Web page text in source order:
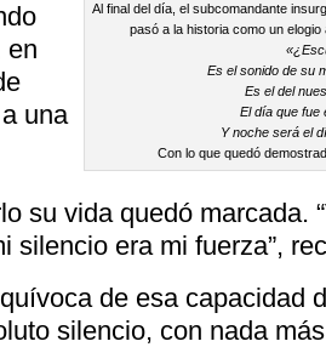
Al final del día, el subcomandante
pasó a la historia como un
Es el sonido de su
Es el del
El día que fue
Y noche será el
Con lo que quedó
en
una
su vida quedó marcada.
silencio era mi fuerza”,
de esa capacidad
silencio, con nada